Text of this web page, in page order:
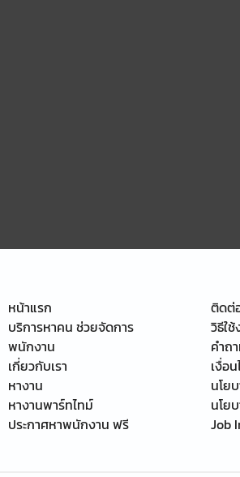
หน้าแรก
บริการหาคน ช่วยจัดการ
พนักงาน
เกี่ยวกับเรา
หางาน
หางานพาร์ทไทม์
ประกาศหาพนักงาน ฟรี
ติดต่
วิธีใช้
คำถ
เงื่อ
นโย
นโย
Job